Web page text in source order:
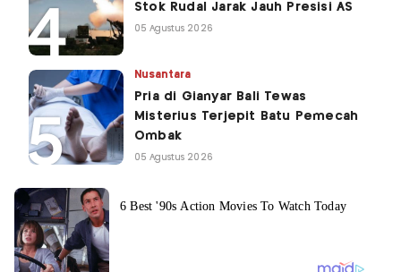
Stok Rudal Jarak Jauh Presisi AS
05 Agustus 2026
Nusantara
Pria di Gianyar Bali Tewas
Misterius Terjepit Batu Pemecah
Ombak
05 Agustus 2026